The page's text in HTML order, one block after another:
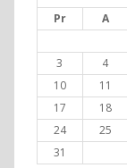
Pr A
3
4
10
11
17
18
24
25
31